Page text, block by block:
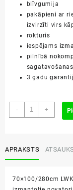
blīvgumija
pakāpieni ar
izvirzīti virs
rokturis
iespējams
pilnībā
3 gadu
-
70x100/280cm
LWK
kāpnes
daudzums
+
APRAKSTS
70×100/280cm